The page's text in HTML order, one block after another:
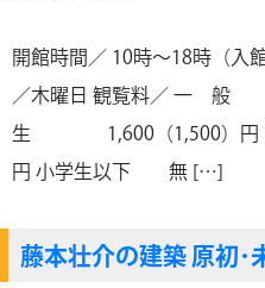
開館時間／ 10時～18時（入
／木曜日 観覧料／ 一
生 1,600（1,500）円 中
円 小学生以下 無 […]
藤本壮介の建築 原初･